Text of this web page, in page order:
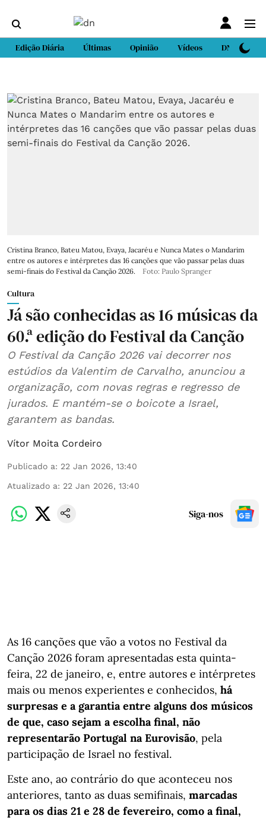
Edição Diária Últimas Opinião Vídeos DN Sport
Cristina Branco, Bateu Matou, Evaya, Jacaréu e Nunca Mates o Mandarim
entre os autores e intérpretes das 16 canções que vão passar pelas duas
semi-finais do Festival da Canção 2026.
Foto: Paulo Spranger
Cultura
Já são conhecidas as 16 músicas da
60.ª edição do Festival da Canção
O Festival da Canção 2026 vai decorrer nos
estúdios da Valentim de Carvalho, anunciou a
organização, com novas regras e regresso de
jurados. E mantém-se o boicote a Israel,
garantem as bandas.
Vítor Moita Cordeiro
Publicado a: 22 Jan 2026, 13:40
Atualizado a: 22 Jan 2026, 13:40
Siga-nos
As 16 canções que vão a votos no Festival da
Canção 2026 foram apresentadas esta quinta-
feira, 22 de janeiro, e, entre autores e intérpretes
mais ou menos experientes e conhecidos, há
surpresas e a garantia entre alguns dos músicos
de que, caso sejam a escolha final, não
representarão Portugal na Eurovisão, pela
participação de Israel no festival.
Este ano, ao contrário do que aconteceu nos
anteriores, tanto as duas semifinais, marcadas
para os dias 21 e 28 de fevereiro, como a final,